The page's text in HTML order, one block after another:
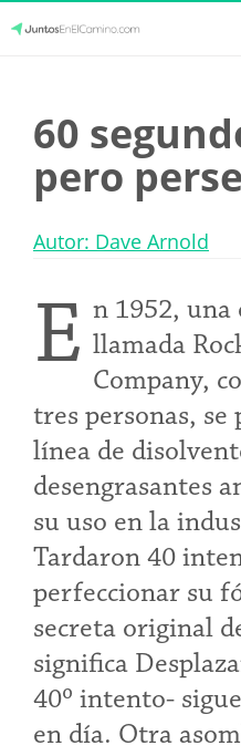
content
60
pero
Autor: Dave Arnold
E n 1952, una
llamada
Company,
tres personas,
línea de
desengrasantes
su uso en la
Tardaron 40
perfeccionar su
secreta original
significa
40º intento-
en día. Otra